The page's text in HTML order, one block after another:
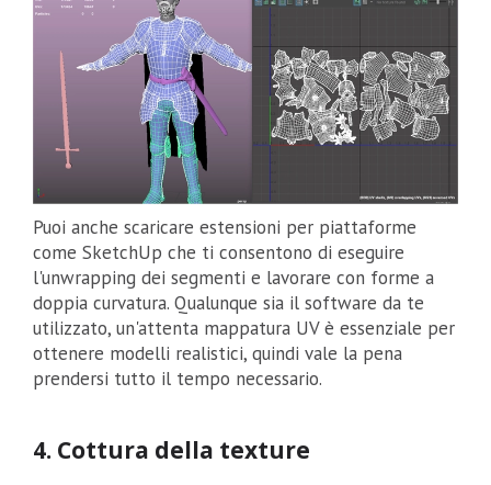
Puoi anche scaricare estensioni per piattaforme
come SketchUp che ti consentono di eseguire
l'unwrapping dei segmenti e lavorare con forme a
doppia curvatura. Qualunque sia il software da te
utilizzato, un'attenta mappatura UV è essenziale per
ottenere modelli realistici, quindi vale la pena
prendersi tutto il tempo necessario.
4. Cottura della texture